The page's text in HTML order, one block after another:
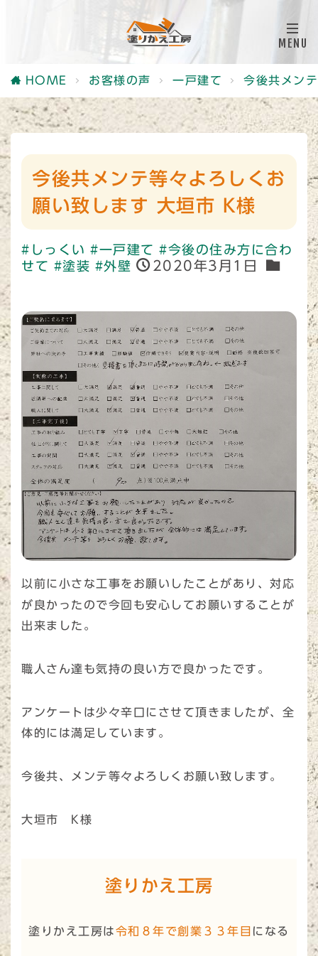
HOME お客様の声 一戸建て 今後共メン
今後共メンテ等々よろしくお
願い致します 大垣市 K様
#しっくい #一戸建て #今後の住み方に合わ
せて #塗装 #外壁 2020年3月1日
以前に小さな工事をお願いしたことがあり、対応
が良かったので今回も安心してお願いすることが
出来ました。
職人さん達も気持の良い方で良かったです。
アンケートは少々辛口にさせて頂きましたが、全
体的には満足しています。
今後共、メンテ等々よろしくお願い致します。
大垣市 K様
塗りかえ工房
塗りかえ工房は令和８年で創業３３年目 になる